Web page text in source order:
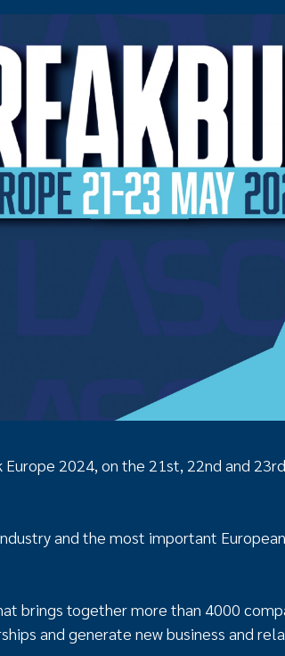
2024, on the 21st, 22nd and
and the most important
brings together more than 4000
and generate new business and